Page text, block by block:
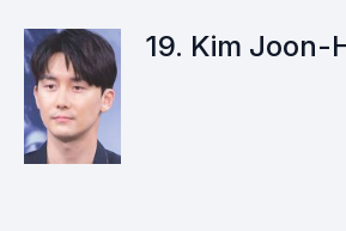
19. Kim Joon-